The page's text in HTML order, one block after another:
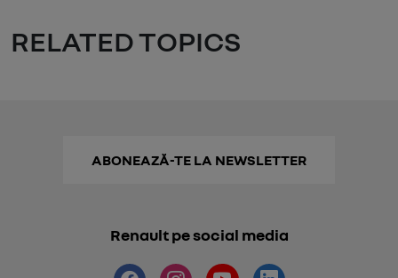
RELATED TOPICS
ABONEAZĂ-TE LA NEWSLETTER
Renault pe social media